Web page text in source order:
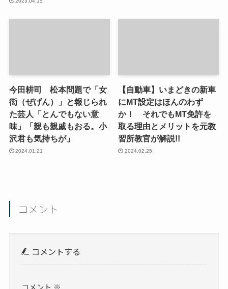
今田耕司 松本問題で「女
衒（ぜげん）」と報じられ
た芸人「とんでもない意
味」「親も親戚もおる。小
沢君も気持ちが」
2024.01.21
【自動車】いまどきの新車
にMT設定はほんのわず
か！ それでもMT免許を
取る理由とメリットを元教
習所教官が解説!!
2024.02.25
コメント
コメントする
コメント ※